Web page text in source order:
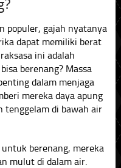
populer, gajah nyatanya
dapat memiliki berat
ini adalah
berenang? Massa
dalam menjaga
mereka daya apung
tenggelam di bawah air
berenang, mereka
mulut di dalam air.